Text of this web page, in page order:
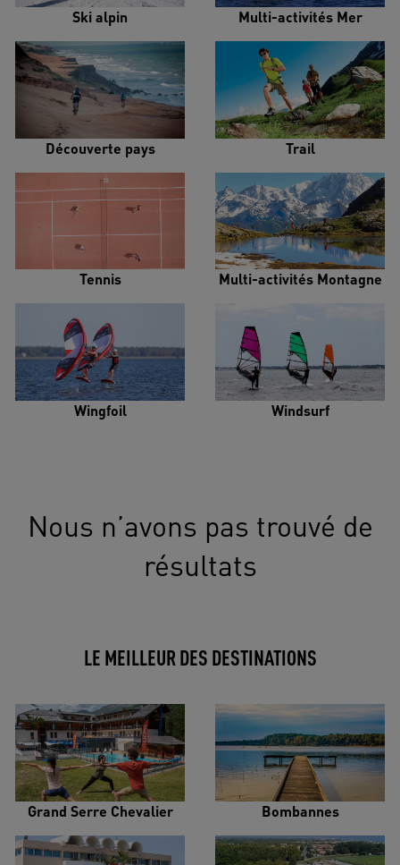
Ski alpin Multi-activités Mer
Découverte pays Trail
Tennis Multi-activités Montagne
Wingfoil Windsurf
Nous n’avons pas trouvé de
résultats
LE MEILLEUR DES DESTINATIONS
Grand Serre Chevalier Bombannes